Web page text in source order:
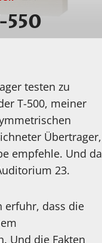
testen zu
T-500, meiner
Übertrager,
empfehle. Und da
23.
erfuhr, dass die
Und die Fakten